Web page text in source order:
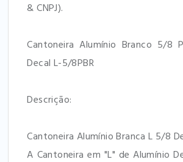
& CNPJ).
Cantoneira Alumínio Branco 5/8
Decal L-5/8PBR
Descrição:
Cantoneira Alumínio Branca L 5/8
A Cantoneira em "L" de Alumínio